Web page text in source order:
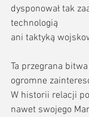
dysponował tak
technologią
ani taktyką
Ta przegrana
ogromne
W historii relacji
nawet swojego